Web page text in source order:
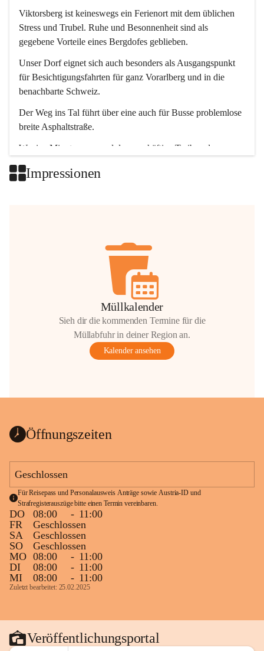
Viktorsberg ist keineswegs ein Ferienort mit dem üblichen
Stress und Trubel. Ruhe und Besonnenheit sind als
gegebene Vorteile eines Bergdofes geblieben.
Unser Dorf eignet sich auch besonders als Ausgangspunkt
für Besichtigungsfahrten für ganz Vorarlberg und in die
benachbarte Schweiz.
Der Weg ins Tal führt über eine auch für Busse problemlose
breite Asphaltstraße.
Wenige Minuten nur, und das geschäftige Treiben der
Impressionen
Müllkalender
Sieh dir die kommenden Termine für die
Müllabfuhr in deiner Region an.
Kalender ansehen
Öffnungszeiten
Geschlossen
Für Reisepass und Personalausweis Anträge sowie Austria-ID und
Strafregisterauszüge bitte einen Termin vereinbaren.
DO 08:00 - 11:00
FR
Geschlossen
SA
Geschlossen
SO
Geschlossen
MO 08:00 - 11:00
DI
08:00 - 11:00
MI
08:00 - 11:00
Zuletzt bearbeitet: 25.02.2025
Veröffentlichungsportal